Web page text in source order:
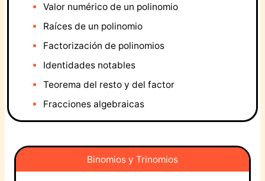
Valor numérico de un polinomio
Raíces de un polinomio
Factorización de polinomios
Identidades notables
Teorema del resto y del factor
Fracciones algebraicas
Binomios y Trinomios